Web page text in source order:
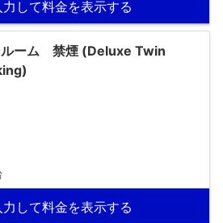
力して料金を表示する
ーム 禁煙 (Deluxe Twin
力して料金を表示する